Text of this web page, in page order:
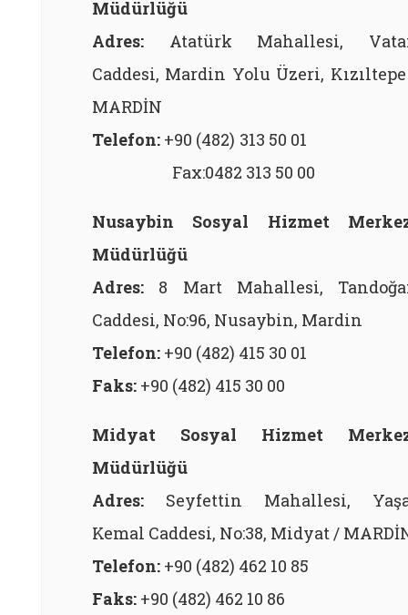
Müdürlüğü
Adres: Atatürk Mahallesi,
Caddesi, Mardin Yolu Üzeri,
MARDİN
Telefon: +90 (482) 313 50
Fax:0482 313 50 00
Nusaybin Sosyal Hizmet
Müdürlüğü
Adres: 8 Mart Mahallesi,
Caddesi, No:96, Nusaybin, Mardin
Telefon: +90 (482) 415 30 01
Faks: +90 (482) 415 30 00
Midyat Sosyal Hizmet
Müdürlüğü
Adres: Seyfettin Mahallesi,
Kemal Caddesi, No:38, Midyat /
Telefon: +90 (482) 462 10 85
Faks: +90 (482) 462 10 86